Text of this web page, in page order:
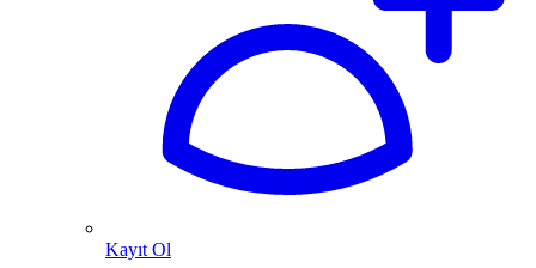
Kayıt Ol